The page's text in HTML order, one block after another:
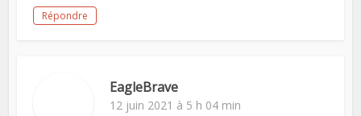
Répondre
EagleBrave
12 juin 2021 à 5 h 04 min